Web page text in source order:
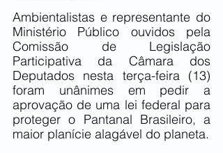
Ambientalistas e representante do
Ministério Público ouvidos pela
Comissão de Legislação
Participativa da Câmara dos
Deputados nesta terça-feira (13)
foram unânimes em pedir a
aprovação de uma lei federal para
proteger o Pantanal Brasileiro, a
maior planície alagável do planeta.